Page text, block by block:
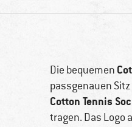
Die bequemen
passgenauen
Cotton Tennis
tragen. Das Logo